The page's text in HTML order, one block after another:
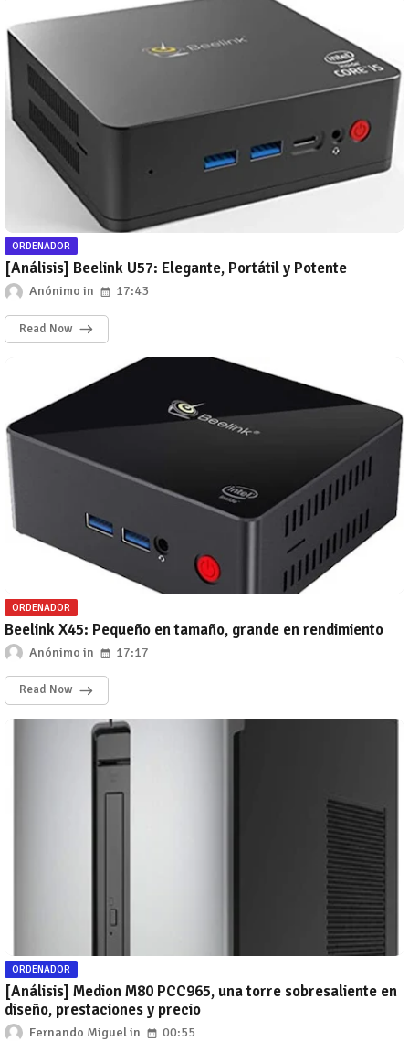
ORDENADOR
[Análisis] Beelink U57: Elegante, Portátil y Potente
Anónimo 17:43
Read Now
ORDENADOR
Beelink X45: Pequeño en tamaño, grande en rendimiento
Anónimo 17:17
Read Now
ORDENADOR
[Análisis] Medion M80 PCC965, una torre sobresaliente en
diseño, prestaciones y precio
Fernando Miguel 00:55